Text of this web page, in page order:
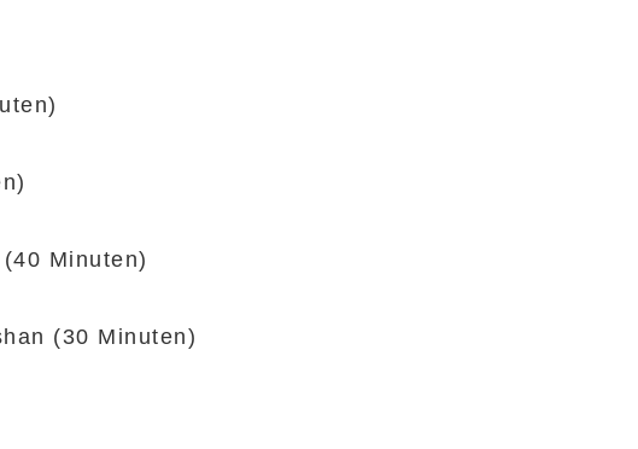
Minuten)
(30 Minuten)